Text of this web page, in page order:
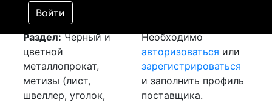
Войти
АУКЦИОН (покупка
товара)
Раздел:Черный и
цветной
металлопрокат,
метизы (лист,
швеллер, уголок,
Необходимо
авторизоваться или
зарегистрироваться
и заполнить профиль
поставщика.